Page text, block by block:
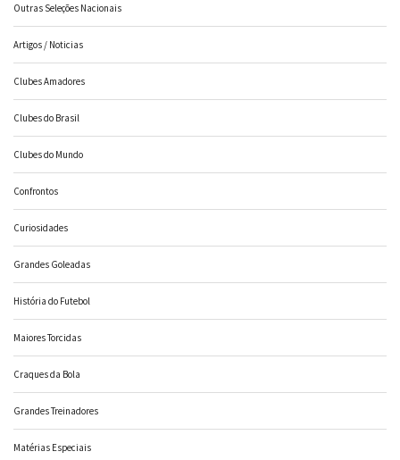
Outras Seleções Nacionais
Artigos / Noticias
Clubes Amadores
Clubes do Brasil
Clubes do Mundo
Confrontos
Curiosidades
Grandes Goleadas
História do Futebol
Maiores Torcidas
Craques da Bola
Grandes Treinadores
Matérias Especiais